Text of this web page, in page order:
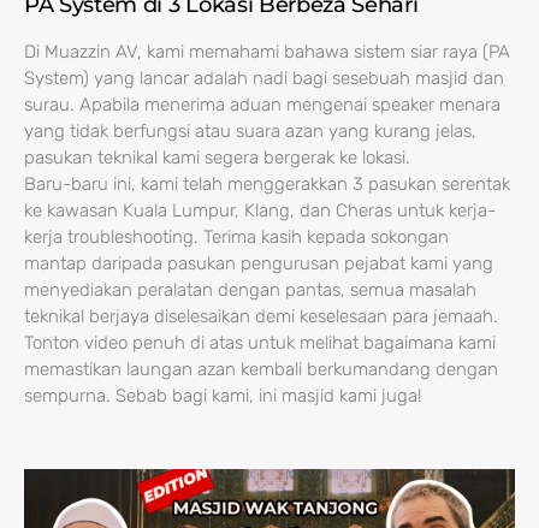
Di Muazzin AV, kami memahami bahawa sistem siar raya (PA
System) yang lancar adalah nadi bagi sesebuah masjid dan
surau. Apabila menerima aduan mengenai speaker menara
yang tidak berfungsi atau suara azan yang kurang jelas,
pasukan teknikal kami segera bergerak ke lokasi.
Baru-baru ini, kami telah menggerakkan 3 pasukan serentak
ke kawasan Kuala Lumpur, Klang, dan Cheras untuk kerja-
kerja troubleshooting. Terima kasih kepada sokongan
mantap daripada pasukan pengurusan pejabat kami yang
menyediakan peralatan dengan pantas, semua masalah
teknikal berjaya diselesaikan demi keselesaan para jemaah.
Tonton video penuh di atas untuk melihat bagaimana kami
memastikan laungan azan kembali berkumandang dengan
sempurna. Sebab bagi kami, ini masjid kami juga!